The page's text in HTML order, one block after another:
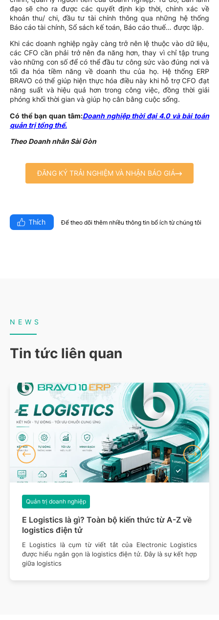
đạo sẽ cho ra được các quyết định kịp thời, chính xác về
khoản thu/ chi, đầu tư tài chính thông qua những hệ thống
Báo cáo tài chính, Sổ sách kế toán, Báo cáo thuế… được lập.
Khi các doanh nghiệp ngày càng trở nên lệ thuộc vào dữ liệu,
các CFO cần phải trở nên đa năng hơn, thay vì chỉ tập trung
vào những con số để có thể đầu tư công sức vào đúng nơi và
tối đa hóa tiềm năng về doanh thu của họ. Hệ thống ERP
BRAVO có thể giúp hiện thực hóa điều này khi hỗ trợ CFO đạt
năng suất và hiệu quả hơn trong công việc, đồng thời giải
phóng khối thời gian và giúp họ cân bằng cuộc sống.
Có thể bạn quan tâm:Doanh nghiệp thời đại 4.0 và bài toán
quản trị tổng thể.
Theo Doanh nhân Sài Gòn
ĐĂNG KÝ TRẢI NGHIỆM VÀ NHẬN BÁO GIÁ
Thích Để theo dõi thêm nhiều thông tin bổ ích từ chúng tôi​
NEWS
Tin tức liên quan
E Logistics là gì? Toàn bộ kiến thức từ A-Z về
logistics điện tử
Quản trị doanh nghiệp
E Logistics là cụm từ viết tắt của Electronic Logistics
được hiểu ngắn gọn là logistics điện tử. Đây là sự kết hợp
giữa logistics